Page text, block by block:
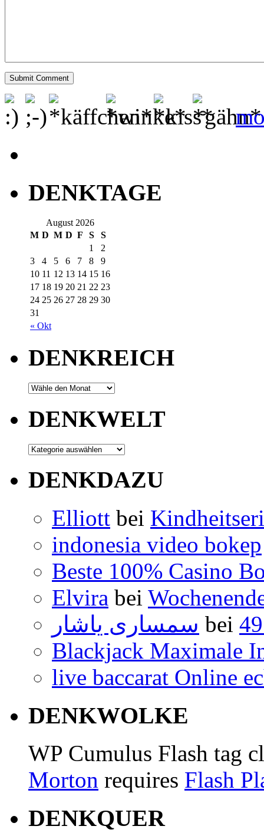
DENKTAGE
August 2026
M D M D F S S
« Okt
1
2
3
4 5 6 7 8
9
10 11 12 13 14 15 16
17 18 19 20 21 22 23
24 25 26 27 28 29 30
31
DENKREICH
DENKWELT
DENKDAZU
Elliott bei
indonesia video bokep
Beste 100% Casino
Elvira bei
سمساری یاشار bei
Blackjack Maximale
live baccarat Online
DENKWOLKE
WP Cumulus Flash tag
Morton requires Flash
DENKQUER